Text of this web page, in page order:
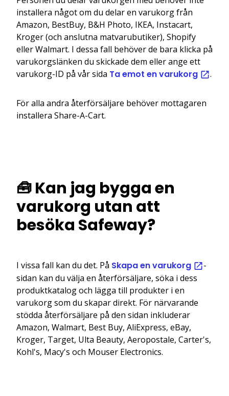
installera något om du delar en varukorg från
Amazon, BestBuy, B&H Photo, IKEA, Instacart,
Kroger (och anslutna matvarubutiker), Shopify
eller Walmart. I dessa fall behöver de bara klicka på
varukorgslänken du skickade dem eller ange ett
varukorg-ID på vår sida Ta emot en varukorg .
För alla andra återförsäljare behöver mottagaren
installera Share-A-Cart.
🧰 Kan jag bygga en
varukorg utan att
besöka Safeway?
I vissa fall kan du det. På Skapa en varukorg
-
sidan kan du välja en återförsäljare, söka i dess
produktkatalog och lägga till produkter i en
varukorg som du skapar direkt. För närvarande
stödda återförsäljare på den sidan inkluderar
Amazon, Walmart, Best Buy, AliExpress, eBay,
Kroger, Target, Ulta Beauty, Aeropostale, Carter's,
Kohl's, Macy's och Mouser Electronics.